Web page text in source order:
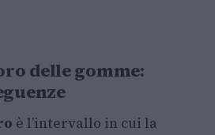
delle gomme:
è l’intervallo in cui la